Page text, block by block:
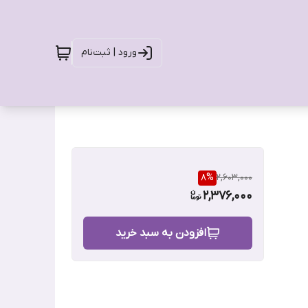
ورود | ثبت‌نام
2,603,000
8%
2,376,000
افزودن به سبد خرید